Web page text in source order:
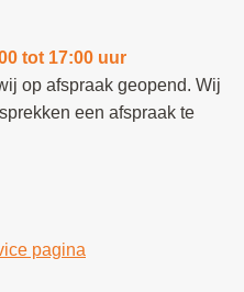
tot 17:00 uur
op afspraak geopend. Wij
een afspraak te
pagina